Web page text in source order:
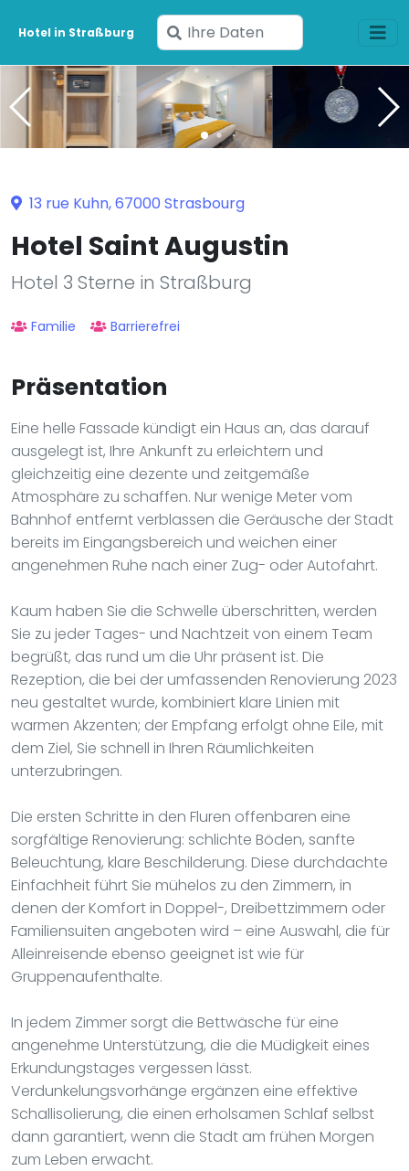
Hotel in Straßburg
Geben
Sie
Ihre
Daten
ein
13 rue Kuhn, 67000 Strasbourg
Hotel Saint Augustin
Hotel 3 Sterne in Straßburg
Familie Barrierefrei
Präsentation
Eine helle Fassade kündigt ein Haus an, das darauf
ausgelegt ist, Ihre Ankunft zu erleichtern und
gleichzeitig eine dezente und zeitgemäße
Atmosphäre zu schaffen. Nur wenige Meter vom
Bahnhof entfernt verblassen die Geräusche der Stadt
bereits im Eingangsbereich und weichen einer
angenehmen Ruhe nach einer Zug- oder Autofahrt.
Kaum haben Sie die Schwelle überschritten, werden
Sie zu jeder Tages- und Nachtzeit von einem Team
begrüßt, das rund um die Uhr präsent ist. Die
Rezeption, die bei der umfassenden Renovierung 2023
neu gestaltet wurde, kombiniert klare Linien mit
warmen Akzenten; der Empfang erfolgt ohne Eile, mit
dem Ziel, Sie schnell in Ihren Räumlichkeiten
unterzubringen.
Die ersten Schritte in den Fluren offenbaren eine
sorgfältige Renovierung: schlichte Böden, sanfte
Beleuchtung, klare Beschilderung. Diese durchdachte
Einfachheit führt Sie mühelos zu den Zimmern, in
denen der Komfort in Doppel-, Dreibettzimmern oder
Familiensuiten angeboten wird – eine Auswahl, die für
Alleinreisende ebenso geeignet ist wie für
Gruppenaufenthalte.
In jedem Zimmer sorgt die Bettwäsche für eine
angenehme Unterstützung, die die Müdigkeit eines
Erkundungstages vergessen lässt.
Verdunkelungsvorhänge ergänzen eine effektive
Schallisolierung, die einen erholsamen Schlaf selbst
dann garantiert, wenn die Stadt am frühen Morgen
zum Leben erwacht.